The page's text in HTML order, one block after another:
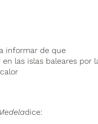
informar de que
las islas baleares por
dice: